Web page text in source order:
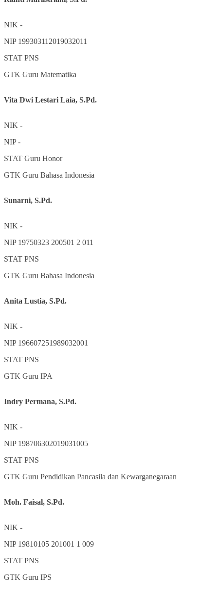
NIK -
NIP 199303112019032011
STAT PNS
GTK Guru Matematika
Vita Dwi Lestari Laia, S.Pd.
NIK -
NIP-
STAT Guru Honor
GTK Guru Bahasa Indonesia
Sunarni, S.Pd.
NIK -
NIP 19750323 200501 2 011
STAT PNS
GTK Guru Bahasa Indonesia
Anita Lustia, S.Pd.
NIK -
NIP 196607251989032001
STAT PNS
GTK Guru IPA
Indry Permana, S.Pd.
NIK -
NIP 198706302019031005
STAT PNS
GTK Guru Pendidikan Pancasila dan Kewarganegaraan
Moh. Faisal, S.Pd.
NIK -
NIP 19810105 201001 1 009
STAT PNS
GTK Guru IPS